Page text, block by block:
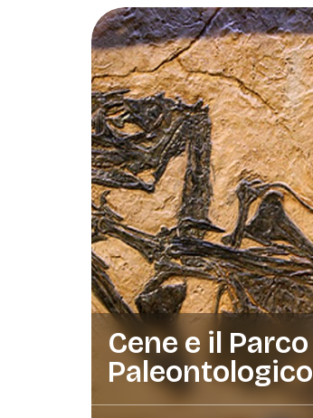
Cene e il Parco
Paleontologico